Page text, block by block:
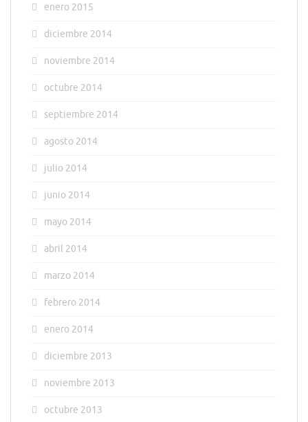
enero 2015
diciembre 2014
noviembre 2014
octubre 2014
septiembre 2014
agosto 2014
julio 2014
junio 2014
mayo 2014
abril 2014
marzo 2014
febrero 2014
enero 2014
diciembre 2013
noviembre 2013
octubre 2013